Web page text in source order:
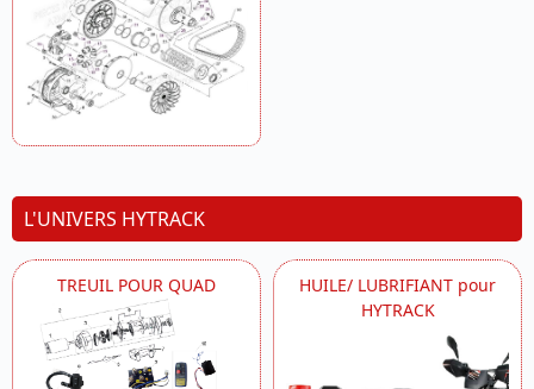
L'UNIVERS HYTRACK
TREUIL POUR QUAD
HUILE/ LUBRIFIANT pour
HYTRACK